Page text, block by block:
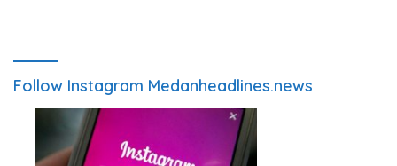
Follow Instagram Medanheadlines.news